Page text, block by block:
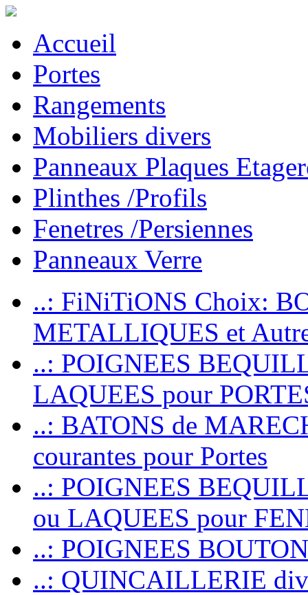
Accueil
Portes
Rangements
Mobiliers divers
Panneaux Plaques
Plinthes /Profils
Fenetres /Persiennes
Panneaux Verre
..: FiNiTiONS Choix:
METALLIQUES et
..: POIGNEES
LAQUEES pour
..: BATONS de
courantes pour Portes
..: POIGNEES
ou LAQUEES pour
..: POIGNEES
..: QUINCAILLERIE